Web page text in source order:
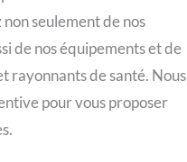
seulement de nos
de nos équipements et de
rayonnants de santé. Nous
pour vous proposer